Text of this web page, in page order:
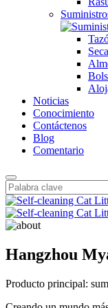
Noticias
Conocimiento
Contáctenos
Blog
Comentario
Hangzhou
Producto principal: